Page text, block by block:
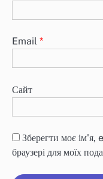
Email *
Сайт
Зберегти моє ім'я,
браузері для моїх